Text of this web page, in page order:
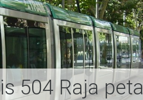
504 Raja peta